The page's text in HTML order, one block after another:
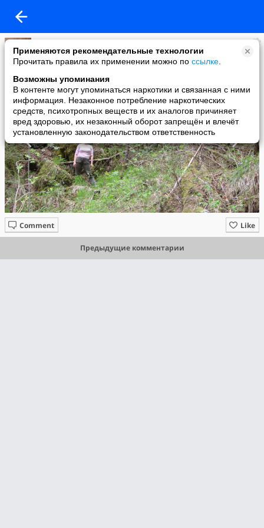
Применяются рекомендательные технологии
Прочитать правила их применении можно по ссылке
Возможны упоминания
В контенте могут упоминаться наркотики и связанная с ними
информация. Незаконное потребление наркотических
средств, психотропных веществ и их аналогов причиняет
вред здоровью, их незаконный оборот запрещён и влечёт
установленную законодательством ответственность
Александр
added a photo
30 May в 10:42
Like
Comment
Предыдущие комментарии